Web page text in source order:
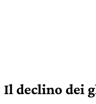
Il declino dei